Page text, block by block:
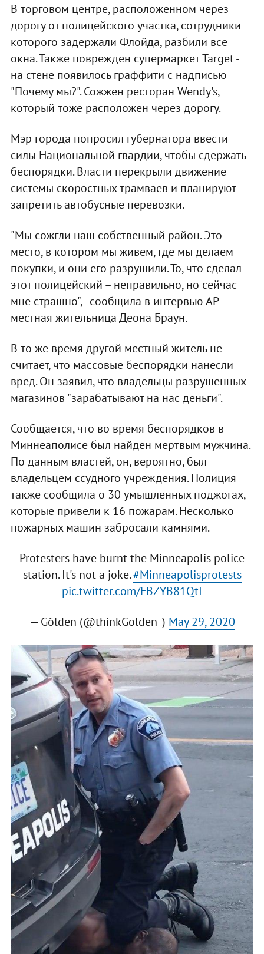
В торговом центре, расположенном через
дорогу от полицейского участка, сотрудники
которого задержали Флойда, разбили все
окна. Также поврежден супермаркет Target -
на стене появилось граффити с надписью
"Почему мы?". Сожжен ресторан Wendy's,
который тоже расположен через дорогу.
Мэр города попросил губернатора ввести
силы Национальной гвардии, чтобы сдержать
беспорядки. Власти перекрыли движение
системы скоростных трамваев и планируют
запретить автобусные перевозки.
"Мы сожгли наш собственный район. Это –
место, в котором мы живем, где мы делаем
покупки, и они его разрушили. То, что сделал
этот полицейский – неправильно, но сейчас
мне страшно", - сообщила в интервью AP
местная жительница Деона Браун.
В то же время другой местный житель не
считает, что массовые беспорядки нанесли
вред. Он заявил, что владельцы разрушенных
магазинов "зарабатывают на нас деньги".
Сообщается, что во время беспорядков в
Миннеаполисе был найден мертвым мужчина.
По данным властей, он, вероятно, был
владельцем ссудного учреждения. Полиция
также сообщила о 30 умышленных поджогах,
которые привели к 16 пожарам. Несколько
пожарных машин забросали камнями.
Protesters have burnt the Minneapolis police
station. It's not a joke.#Minneapolisprotests
pic.twitter.com/FBZYB81QtI
— Gõlden (@thinkGolden_) May 29, 2020